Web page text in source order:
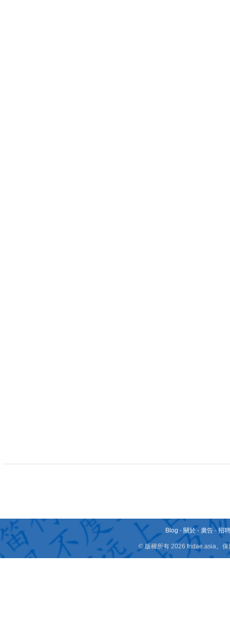
Blog - 關於 - 廣告 -招
© 版權所有 2026 fridae.asia。